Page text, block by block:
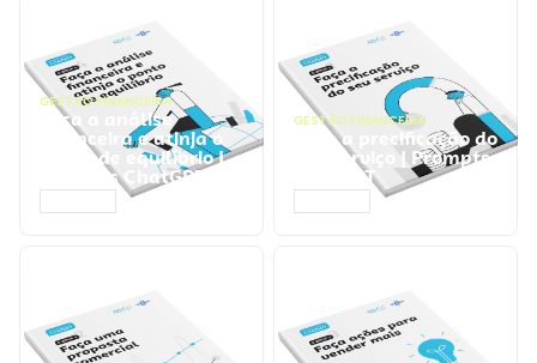
GESTÃO FINANCEIRA
Faça a análise
financeira e atinja o
ponto de equilíbrio |
Prompts ChatGPT
GESTÃO FINANCEIRA
Faça a precificação do
seu serviço | Prompts
ChatGPT